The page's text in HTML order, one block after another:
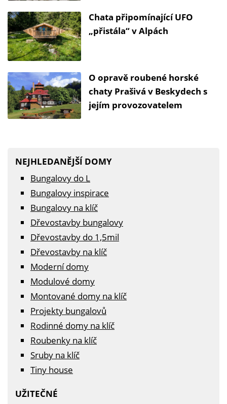
Chata připomínající UFO
„přistála“ v Alpách
O opravě roubené horské
chaty Prašivá v Beskydech s
jejím provozovatelem
NEJHLEDANĚJŠÍ DOMY
Bungalovy do L
Bungalovy inspirace
Bungalovy na klíč
Dřevostavby bungalovy
Dřevostavby do 1,5mil
Dřevostavby na klíč
Moderní domy
Modulové domy
Montované domy na klíč
Projekty bungalovů
Rodinné domy na klíč
Roubenky na klíč
Sruby na klíč
Tiny house
UŽITEČNÉ